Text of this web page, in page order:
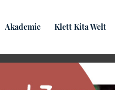
Akademie Klett Kita Welt